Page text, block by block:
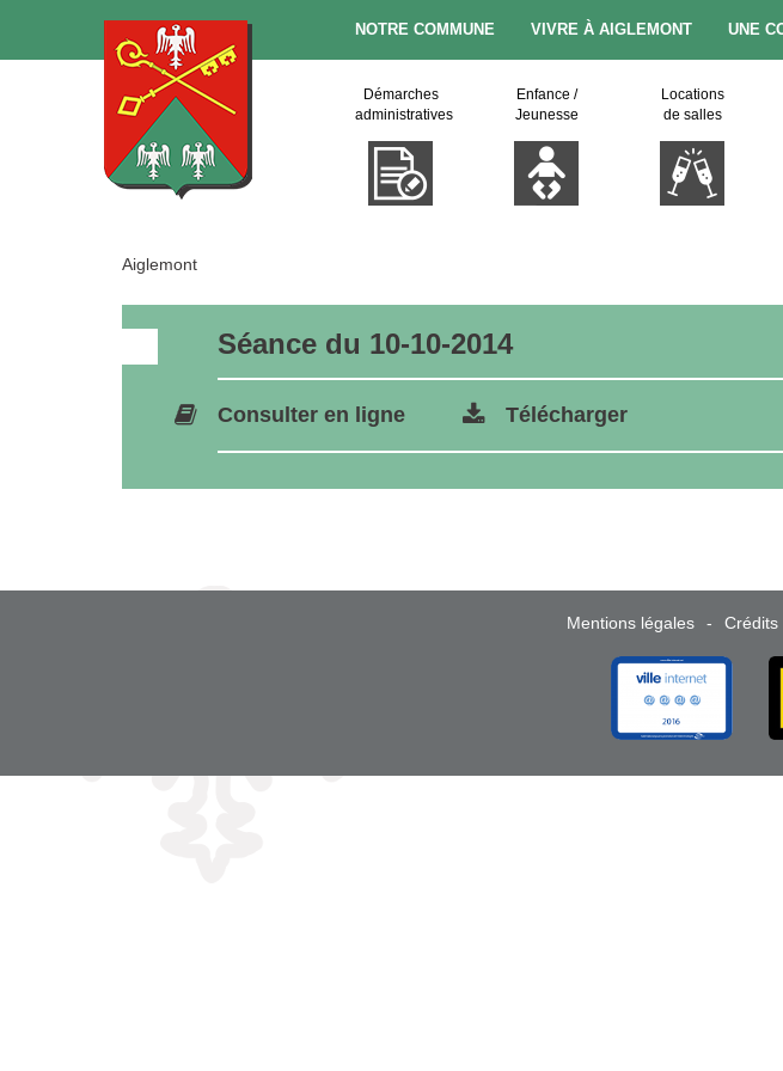
NOTRE COMMUNE VIVRE À AIGLEMONT UNE
Démarches
administratives
Enfance /
Jeunesse
Locations
de salles
Aiglemont
Séance du 10-10-2014
Consulter en ligne Télécharger
Mentions légales Crédits